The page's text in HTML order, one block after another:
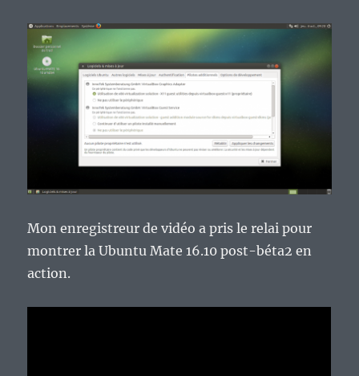
Mon enregistreur de vidéo a pris le relai pour
montrer la Ubuntu Mate 16.10 post-béta2 en
action.